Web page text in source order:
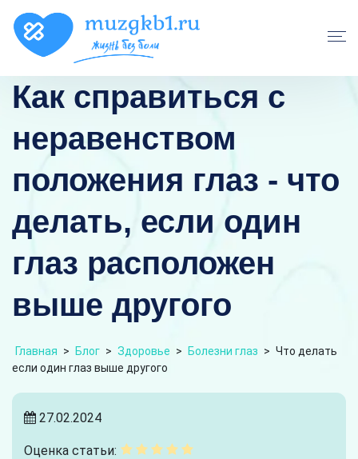
Как справиться с
неравенством
положения глаз - что
делать, если один
глаз расположен
выше другого
Главная > Блог > Здоровье > Болезни глаз > Что делать
если один глаз выше другого
27.02.2024
Оценка статьи: